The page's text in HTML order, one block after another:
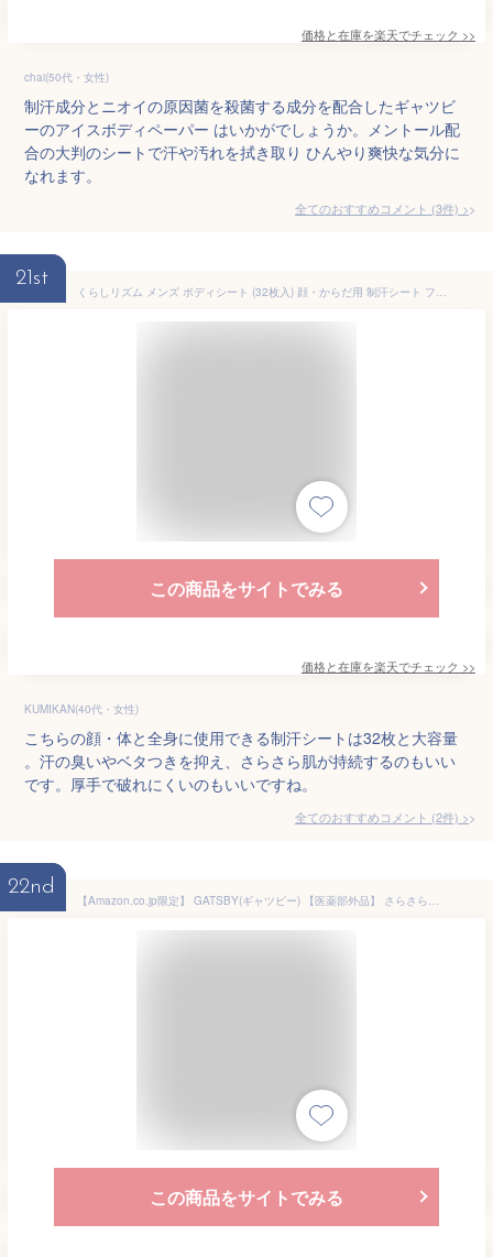
価格と在庫を楽天でチェック >>
chai(50代・女性)
制汗成分とニオイの原因菌を殺菌する成分を配合したギャツビ
ーのアイスボディペーパー はいかがでしょうか。メントール配
合の大判のシートで汗や汚れを拭き取り ひんやり爽快な気分に
なれます。
全てのおすすめコメント (3件) >
21st
くらしリズム メンズ ボディシート (32枚入) 顔・からだ用 制汗シート フェイスシート
この商品をサイトでみる
価格と在庫を楽天でチェック >>
KUMIKAN(40代・女性)
こちらの顔・体と全身に使用できる制汗シートは32枚と大容量
。汗の臭いやベタつきを抑え、さらさら肌が持続するのもいい
です。厚手で破れにくいのもいいですね。
全てのおすすめコメント (2件) >
22nd
【Amazon.co.jp限定】 GATSBY(ギャツビー) 【医薬部外品】 さらさらデオドラント ボディペーパー フレッシュシャボン [ 爽快 ] [ 制汗 デオドラント ] メンズ ボディシート セット 外装袋レス仕様 30枚×3個
この商品をサイトでみる